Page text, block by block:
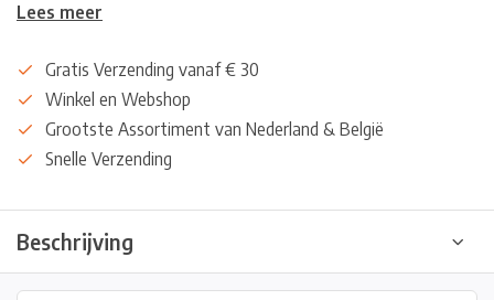
Lees meer
Gratis Verzending vanaf € 30
Winkel en Webshop
Grootste Assortiment van Nederland & België
Snelle Verzending
Beschrijving